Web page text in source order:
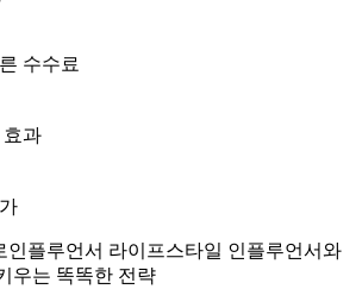
수수료
효과
인플루언서 라이프스타일 인플루언서와
우는 똑똑한 전략